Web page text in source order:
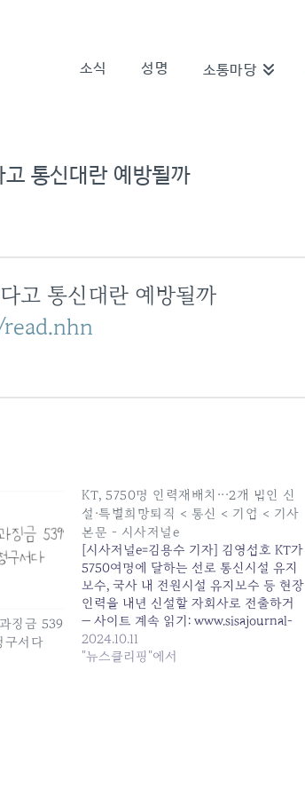
소식 성명 소통마당
통신대란 예방될까
고 통신대란 예방될까
징금 539
구서다
KT, 5750명 인력재배치···2개 법인 신
설·특별희망퇴직 < 통신 < 기업 < 기사
본문 - 시사저널e
[시사저널e=김용수 기자] 김영섭호 KT가
5750여명에 달하는 선로 통신시설 유지
보수, 국사 내 전원시설 유지보수 등 현장
인력을 내년 신설할 자회사로 전출하거
— 사이트 계속 읽기: www.sisajournal-
e.com/news/articleView.html
2024.10.11
"뉴스클리핑"에서